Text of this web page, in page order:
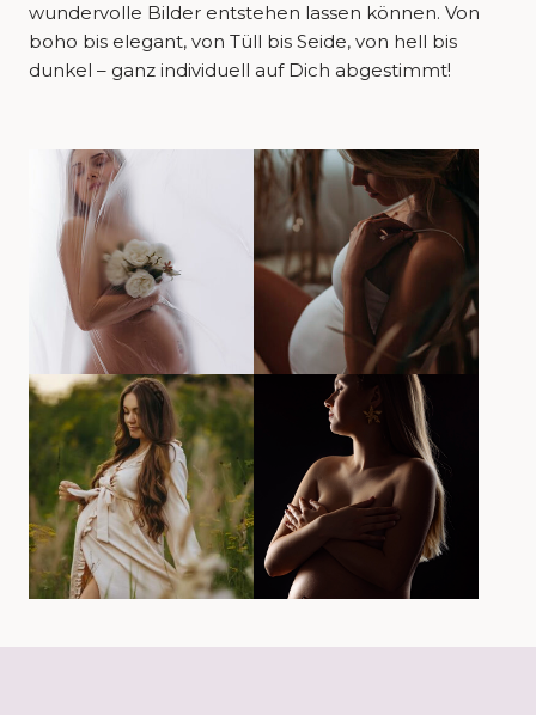
wundervolle Bilder entstehen lassen können. Von
boho bis elegant, von Tüll bis Seide, von hell bis
dunkel – ganz individuell auf Dich abgestimmt!